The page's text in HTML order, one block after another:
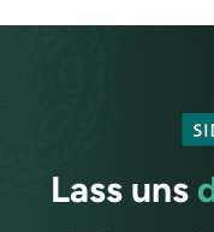
Lass uns